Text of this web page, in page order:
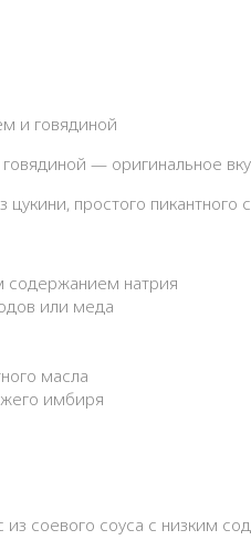
— оригинальное
простого
содержанием натрия
или меда
масла
имбиря
соевого соуса с низким